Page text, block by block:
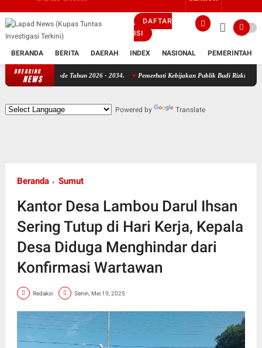
DAFTAR
ISI
BERANDA BERITA DAERAH INDEX NASIONAL PEMERINTAH
BREAKING
NEWS
Priode Tahun 2026 - 2034. Pemerhati Kebijakan Publik Budi Rizkiyanto Desak
Powered by Translate
Beranda Sumut
Kantor Desa Lambou Darul Ihsan
Sering Tutup di Hari Kerja, Kepala
Desa Diduga Menghindar dari
Konfirmasi Wartawan
Redaksi Senin, Mei 19, 2025